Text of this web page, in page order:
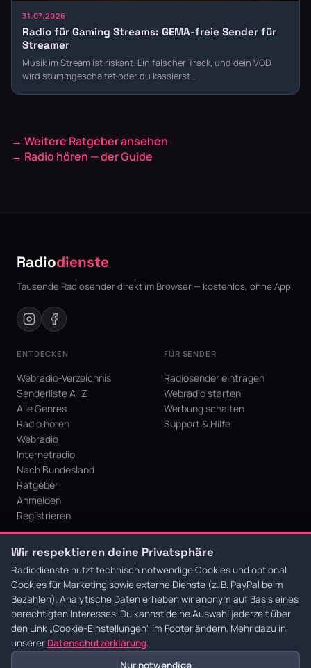
31.07.2026
Radio für Gaming Streams: GEMA-freie Sender für
Streamer
Musik im Stream ist riskant. Ein falscher Track, und dein VOD
wird stummgeschaltet oder du kassierst…
→ Weitere Ratgeber ansehen
→ Radio hören — der Guide
Radiodienste
Tausende Radiosender direkt im Browser — kostenlos, ohne App.
ENTDECKEN
Webradio-Verzeichnis
Senderliste A–Z
Alle Genres
Radio hören
Webradio
Internetradio
Nach Bundesland
Ratgeber
Anmelden
Registrieren
FÜR SENDER
Radiosender eintragen
Webradio starten
Werbung schalten
Support & Hilfe
Über uns
Impressum
Datenschutz
AGB
Cookie-Einstellungen
Alleinunterhalter &
Hochzeitssänger aus Krefeld
KI Niederrhein - Agentur aus
Krefeld für den Niederrhein
Wir respektieren deine Privatsphäre
Radiodienste nutzt technisch notwendige Cookies und optional
Cookies für Marketing sowie externe Dienste (z. B. PayPal beim
Bezahlen). Analytische Daten erheben wir anonym auf Basis eines
berechtigten Interesses. Du kannst deine Auswahl jederzeit über
den Link „Cookie-Einstellungen" im Footer ändern. Mehr dazu in
unserer Datenschutzerklärung.
Nur notwendige